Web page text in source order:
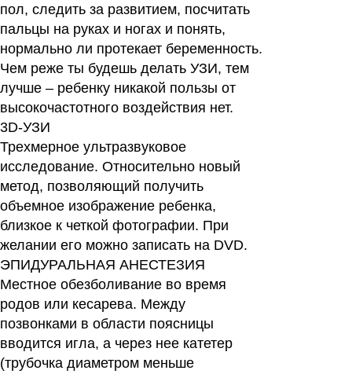
пол, следить за развитием, посчитать
пальцы на руках и ногах и понять,
нормально ли протекает беременность.
Чем реже ты будешь делать УЗИ, тем
лучше – ребенку никакой пользы от
высокочастотного воздействия нет.
3D-УЗИ
Трехмерное ультразвуковое
исследование. Относительно новый
метод, позволяющий получить
объемное изображение ребенка,
близкое к четкой фотографии. При
желании его можно записать на DVD.
ЭПИДУРАЛЬНАЯ АНЕСТЕЗИЯ
Местное обезболивание во время
родов или кесарева. Между
позвонками в области поясницы
вводится игла, а через нее катетер
(трубочка диаметром меньше